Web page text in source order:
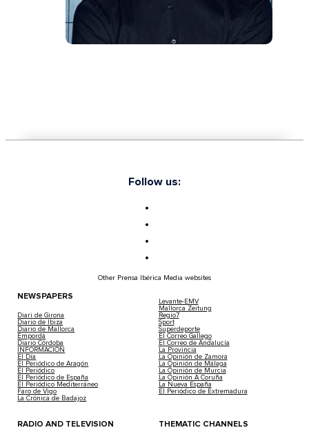
Follow us:
Other Prensa Ibérica Media websites
NEWSPAPERS
Diari de Girona
Diario de Ibiza
Diario de Mallorca
Empordà
Diario Córdoba
INFORMACIÓN
El Día
El Periódico de Aragón
El Periódico
El Periódico de España
El Periódico Mediterráneo
Faro de Vigo
La Crónica de Badajoz
Levante-EMV
Mallorca Zeitung
Regio7
Sport
Superdeporte
El Correo Gallego
El Correo de Andalucía
La Provincia
La Opinión de Zamora
La Opinión de Málaga
La Opinión de Murcia
La Opinión A Coruña
La Nueva España
El Periódico de Extremadura
RADIO AND TELEVISION THEMATIC CHANNELS